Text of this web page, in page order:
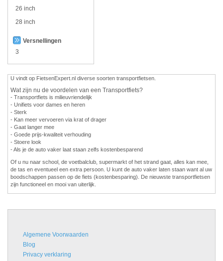
26 inch
28 inch
Versnellingen
3
U vindt op FietsenExpert.nl diverse soorten transportfietsen.
Wat zijn nu de voordelen van een Transportfiets?
- Transportfiets is milieuvriendelijk
- Unifiets voor dames en heren
- Sterk
- Kan meer vervoeren via krat of drager
- Gaat langer mee
- Goede prijs-kwaliteit verhouding
- Stoere look
- Als je de auto vaker laat staan zelfs kostenbesparend
Of u nu naar school, de voetbalclub, supermarkt of het strand gaat, alles kan mee,
de tas en eventueel een extra persoon. U kunt de auto vaker laten staan want al uw
boodschappen passen op de fiets (kostenbesparing). De nieuwste transportfietsen
zijn functioneel en mooi van uiterlijk.
Algemene Voorwaarden
Blog
Privacy verklaring